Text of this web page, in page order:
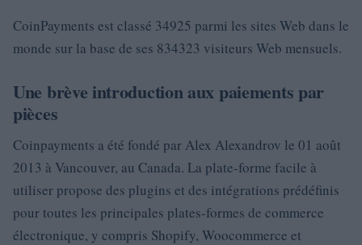
CoinPayments est classé 34925 parmi les sites Web dans le
monde sur la base de ses 834323 visiteurs Web mensuels.
Une brève introduction aux paiements par
pièces
Coinpayments a été fondé par Alex Alexandrov le 01 août
2013 à Vancouver, au Canada. La plate-forme facile à
utiliser propose des plugins et des intégrations prédéfinis
pour toutes les principales plates-formes de commerce
électronique, y compris Shopify, Woocommerce et